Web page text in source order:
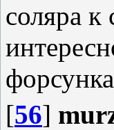
соляра к
[56]